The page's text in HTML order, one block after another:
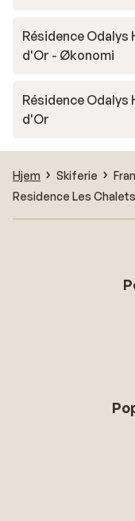
Résidence Odalys
d'Or - Økonomi
Résidence Odalys
d'Or
Hjem Skiferie
Residence Les